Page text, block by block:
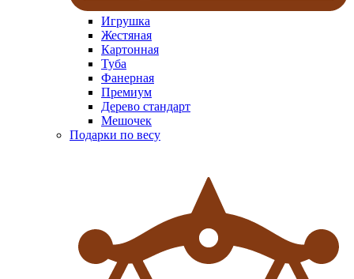
Игрушка
Жестяная
Картонная
Туба
Фанерная
Премиум
Дерево стандарт
Мешочек
Подарки по весу